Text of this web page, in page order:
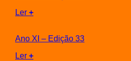
Ler +
Ano XI – Edição 33
Ler +